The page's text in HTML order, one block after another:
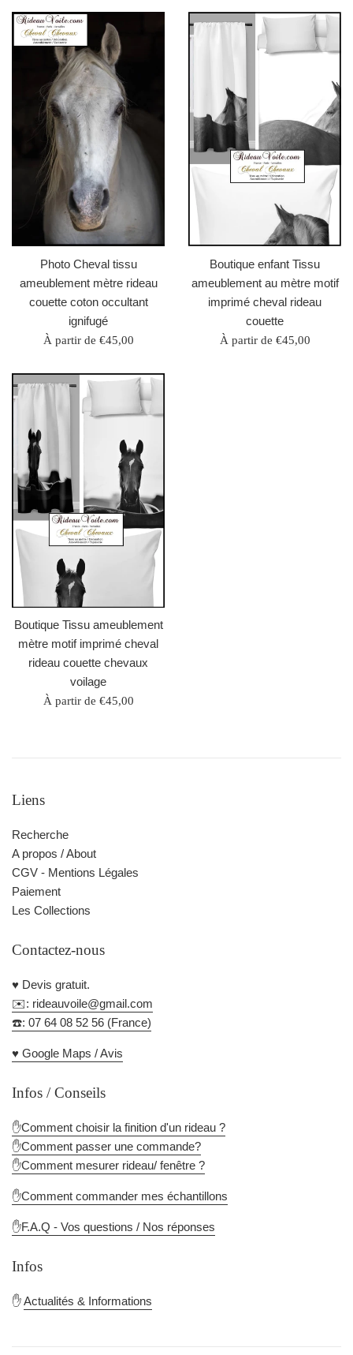
Photo Cheval tissu
ameublement mètre rideau
couette coton occultant
ignifugé
À partir de €45,00
Boutique enfant Tissu
ameublement au mètre motif
imprimé cheval rideau
couette
À partir de €45,00
Boutique Tissu ameublement
mètre motif imprimé cheval
rideau couette chevaux
voilage
À partir de €45,00
Liens
Recherche
A propos / About
CGV - Mentions Légales
Paiement
Les Collections
Contactez-nous
♥️ Devis gratuit.
✉️: rideauvoile@gmail.com
☎️: 07 64 08 52 56 (France)
♥️ Google Maps / Avis
Infos / Conseils
✋Comment choisir la finition d'un rideau ?
✋Comment passer une commande?
✋Comment mesurer rideau/ fenêtre ?
✋Comment commander mes échantillons
✋F.A.Q - Vos questions / Nos réponses
Infos
✋Actualités & Informations